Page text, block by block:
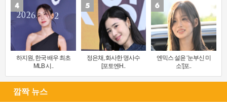
하지원, 한국 배우 최초
MLB 시..
정은채, 화사한 명사수
[포토엔H..
엔믹스 설윤 ‘눈부신 미
소’[포..
깜짝 뉴스